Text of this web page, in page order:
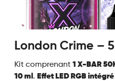
DEVENIR REVENDEUR
London Crime –
Kit comprenant 1 X-BAR
10 ml . Effet LED RGB